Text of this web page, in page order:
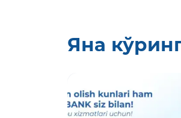
Яна